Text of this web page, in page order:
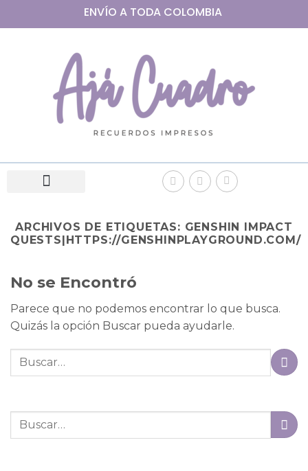
ENVÍO A TODA COLOMBIA
ARCHIVOS DE ETIQUETAS: GENSHIN IMPACT
QUESTS|HTTPS://GENSHINPLAYGROUND.COM/
No se Encontró
Parece que no podemos encontrar lo que busca.
Quizás la opción Buscar pueda ayudarle.